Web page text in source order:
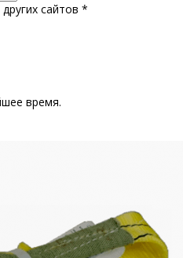
сайтов *
время.